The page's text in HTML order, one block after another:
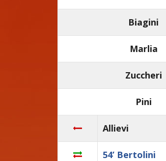
Biagini
Marlia
Zuccheri
Pini
Allievi
54’ Bertolini